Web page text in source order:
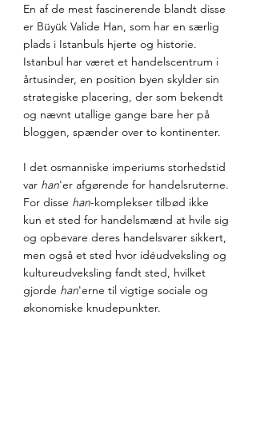
En af de mest fascinerende blandt disse
er Büyük Valide Han, som har en særlig
plads i Istanbuls hjerte og historie.
Istanbul har været et handelscentrum i
årtusinder, en position byen skylder sin
strategiske placering, der som bekendt
og nævnt utallige gange bare her på
bloggen, spænder over to kontinenter.
I det osmanniske imperiums storhedstid
var han'er afgørende for handelsruterne.
For disse han-komplekser tilbød ikke
kun et sted for handelsmænd at hvile sig
og opbevare deres handelsvarer sikkert,
men også et sted hvor idéudveksling og
kultureudveksling fandt sted, hvilket
gjorde han'erne til vigtige sociale og
økonomiske knudepunkter.